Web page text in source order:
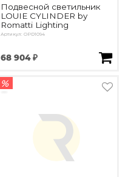
Подвесной светильник
LOUIE CYLINDER by
Romatti Lighting
Артикул: OPD1094
68 904 ₽
%